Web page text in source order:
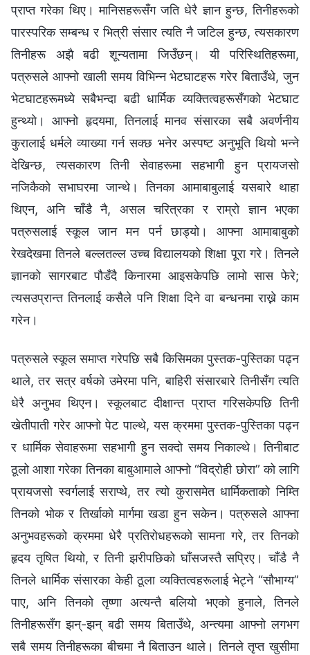
प्राप्त गरेका थिए। मानिसहरूसँग जति धेरै ज्ञान हुन्छ, तिनीहरूको
पारस्परिक सम्बन्ध र भित्री संसार त्यति नै जटिल हुन्छ, त्यसकारण
तिनीहरू अझै बढी शून्यतामा जिउँछन्। यी परिस्थितिहरूमा,
पत्रुसले आफ्नो खाली समय विभिन्न भेटघाटहरू गरेर बिताउँथे, जुन
भेटघाटहरूमध्ये सबैभन्दा बढी धार्मिक व्यक्तित्वहरूसँगको भेटघाट
हुन्थ्यो। आफ्नो हृदयमा, तिनलाई मानव संसारका सबै अवर्णनीय
कुरालाई धर्मले व्याख्या गर्न सक्छ भनेर अस्पष्ट अनुभूति थियो भन्ने
देखिन्छ, त्यसकारण तिनी सेवाहरूमा सहभागी हुन प्रायजसो
नजिकैको सभाघरमा जान्थे। तिनका आमाबाबुलाई यसबारे थाहा
थिएन, अनि चाँडै नै, असल चरित्रका र राम्रो ज्ञान भएका
पत्रुसलाई स्कूल जान मन पर्न छाड्यो। आफ्ना आमाबाबुको
रेखदेखमा तिनले बल्लतल्ल उच्च विद्यालयको शिक्षा पूरा गरे। तिनले
ज्ञानको सागरबाट पौडँदै किनारमा आइसकेपछि लामो सास फेरे;
त्यसउप्रान्त तिनलाई कसैले पनि शिक्षा दिने वा बन्धनमा राख्ने काम
गरेन।
पत्रुसले स्कूल समाप्त गरेपछि सबै किसिमका पुस्तक-पुस्तिका पढ्न
थाले, तर सत्र वर्षको उमेरमा पनि, बाहिरी संसारबारे तिनीसँग त्यति
धेरै अनुभव थिएन। स्कूलबाट दीक्षान्त प्राप्त गरिसकेपछि तिनी
खेतीपाती गरेर आफ्नो पेट पाल्थे, यस क्रममा पुस्तक-पुस्तिका पढ्न
र धार्मिक सेवाहरूमा सहभागी हुन सक्दो समय निकाल्थे। तिनीबाट
ठूलो आशा गरेका तिनका बाबुआमाले आफ्नो “विद्रोही छोरा” को लागि
प्रायजसो स्वर्गलाई सराप्थे, तर त्यो कुरासमेत धार्मिकताको निम्ति
तिनको भोक र तिर्खाको मार्गमा खडा हुन सकेन। पत्रुसले आफ्ना
अनुभवहरूको क्रममा धेरै प्रतिरोधहरूको सामना गरे, तर तिनको
हृदय तृषित थियो, र तिनी झरीपछिको घाँसजस्तै सप्रिए। चाँडै नै
तिनले धार्मिक संसारका केही ठूला व्यक्तित्वहरूलाई भेट्ने “सौभाग्य”
पाए, अनि तिनको तृष्णा अत्यन्तै बलियो भएको हुनाले, तिनले
तिनीहरूसँग झन्-झन् बढी समय बिताउँथे, अन्त्यमा आफ्नो लगभग
सबै समय तिनीहरूका बीचमा नै बिताउन थाले। तिनले तृप्त खुसीमा